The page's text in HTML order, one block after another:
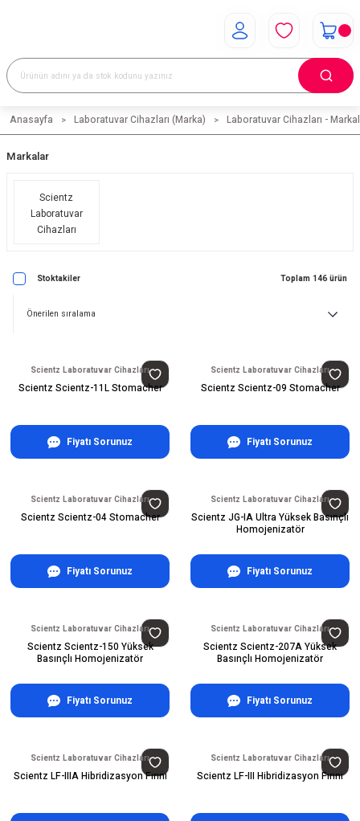
Anasayfa Laboratuvar Cihazları (Marka) Laboratuvar Cihazları -
Markalar
Scientz
Laboratuvar
Cihazları
Stoktakiler Toplam 146 ürün
Scientz Laboratuvar Cihazları
Scientz Scientz-11L Stomacher
Fiyatı Sorunuz
Scientz Laboratuvar Cihazları
Scientz Scientz-09 Stomacher
Fiyatı Sorunuz
Scientz Laboratuvar Cihazları
Scientz Scientz-04 Stomacher
Fiyatı Sorunuz
Scientz Laboratuvar Cihazları
Scientz JG-IA Ultra Yüksek Basınçlı
Homojenizatör
Fiyatı Sorunuz
Scientz Laboratuvar Cihazları
Scientz Scientz-150 Yüksek
Basınçlı Homojenizatör
Fiyatı Sorunuz
Scientz Laboratuvar Cihazları
Scientz Scientz-207A Yüksek
Basınçlı Homojenizatör
Fiyatı Sorunuz
Scientz Laboratuvar Cihazları
Scientz LF-IIIA Hibridizasyon Fırını
Scientz Laboratuvar Cihazları
Scientz LF-III Hibridizasyon Fırını